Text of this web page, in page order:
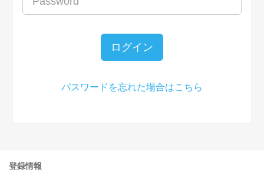
ログイン
パスワードを忘れた場合はこちら
登録情報